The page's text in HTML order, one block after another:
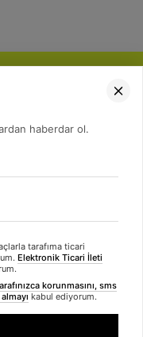
arrow_forward
haberdar ol.
tarafıma ticari
Elektronik Ticari İleti
korunmasını, sms
kabul ediyorum.